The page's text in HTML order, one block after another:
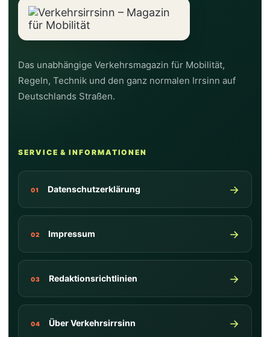
vor 3 Wochen
Skoda Assistenzsysteme ausschalten
Anleitung für Lane Assist, Front Assist,
Travel Assist, ACC, ISA-Speedwarner und
Parkhilfen plus rechtliche Hinweise.
Das unabhängige Verkehrsmagazin für Mobilität,
Regeln, Technik und den ganz normalen Irrsinn auf
Deutschlands Straßen.
SERVICE & INFORMATIONEN
01 Datenschutzerklärung →
02 Impressum →
03 Redaktionsrichtlinien →
04 Über Verkehrsirrsinn →